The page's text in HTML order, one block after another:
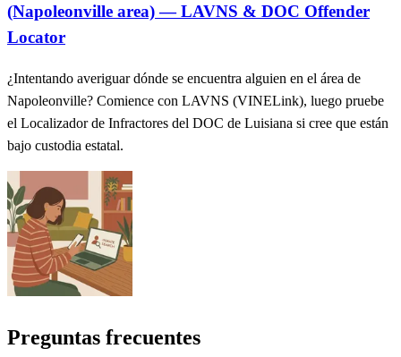
(Napoleonville area) — LAVNS & DOC Offender
Locator
¿Intentando averiguar dónde se encuentra alguien en el área de
Napoleonville? Comience con LAVNS (VINELink), luego pruebe
el Localizador de Infractores del DOC de Luisiana si cree que están
bajo custodia estatal.
Preguntas frecuentes